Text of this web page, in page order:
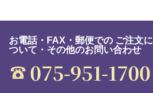
お電話・FAX・郵便での ご注文に
ついて・その他のお問い合わせ
075-951-1700